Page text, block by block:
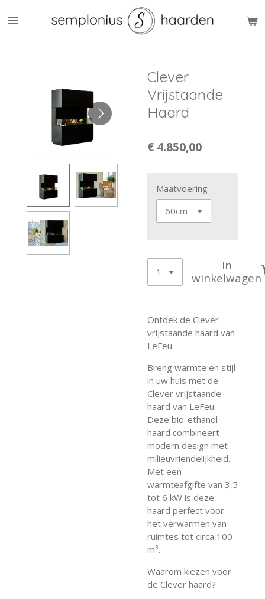
direct
Clever
Vrijstaande
Haard
€ 4.850,00
Maatvoering
In
winkelwagen
Ontdek de Clever
vrijstaande haard van
LeFeu
Breng warmte en stijl
in uw huis met de
Clever vrijstaande
haard van LeFeu.
Deze bio-ethanol
haard combineert
modern design met
milieuvriendelijkheid.
Met een
warmteafgifte van 3,5
tot 6 kW is deze
haard perfect voor
het verwarmen van
ruimtes tot circa 100
m³.
Waarom kiezen voor
de Clever haard?